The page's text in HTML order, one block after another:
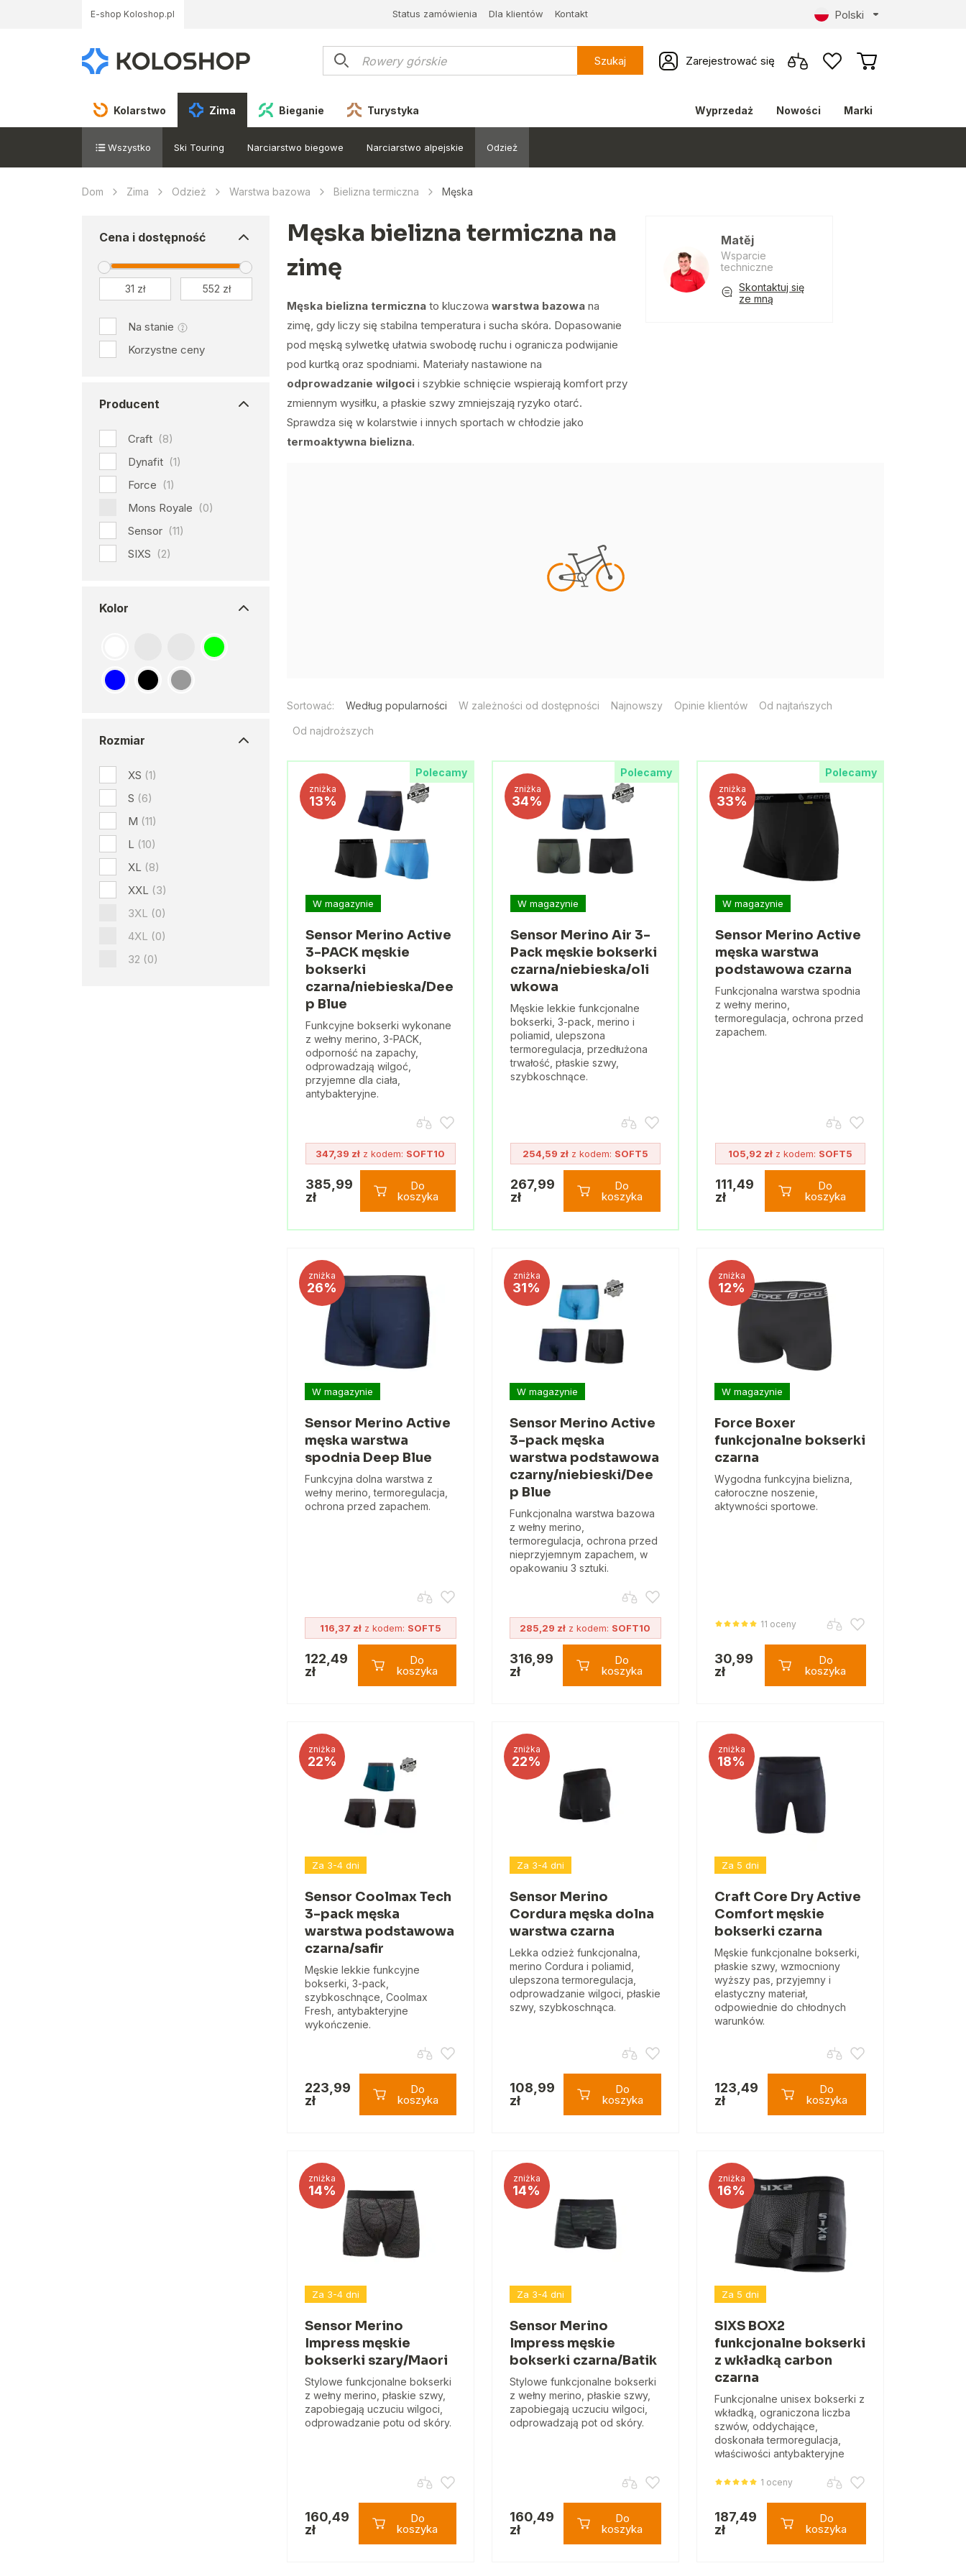
E-shop Koloshop.pl Status zamówienia Dla klientów Kontakt Polski
Szukaj Zarejestrować się
Kolarstwo Zima Bieganie Turystyka Wyprzedaż Nowości Marki
Wszystko Ski Touring Narciarstwo biegowe Narciarstwo alpejskie Odzież
Dom Zima Odzież Warstwa bazowa Bielizna termiczna Męska
Cena i dostępność
Na stanie
Korzystne ceny
Producent
Craft (8)
Dynafit (1)
Force (1)
Mons Royale (0)
Sensor (11)
SIXS (2)
Kolor
Rozmiar
XS (1)
S (6)
M (11)
L (10)
XL (8)
XXL (3)
3XL (0)
4XL (0)
32 (0)
Męska bielizna termiczna na
zimę
Męska bielizna termiczna to kluczowa warstwa bazowa na
zimę, gdy liczy się stabilna temperatura i sucha skóra. Dopasowanie
pod męską sylwetkę ułatwia swobodę ruchu i ogranicza podwijanie
pod kurtką oraz spodniami. Materiały nastawione na
odprowadzanie wilgoci i szybkie schnięcie wspierają komfort przy
zmiennym wysiłku, a płaskie szwy zmniejszają ryzyko otarć.
Sprawdza się w kolarstwie i innych sportach w chłodzie jako
termoaktywna bielizna.
Matěj
Wsparcie
techniczne
Skontaktuj się
ze mną
Sortować: Według popularności W zależności od dostępności Najnowszy Opinie klientów Od najtańszych
Od najdroższych
Polecamy
zniżka
13%
W magazynie
Sensor Merino Active
3-PACK męskie
bokserki
czarna/niebieska/Dee
p Blue
Funkcyjne bokserki wykonane
z wełny merino, 3-PACK,
odporność na zapachy,
odprowadzają wilgoć,
przyjemne dla ciała,
antybakteryjne.
347,39 zł z kodem: SOFT10
385,99
zł
Do
koszyka
Polecamy
zniżka
34%
W magazynie
Sensor Merino Air 3-
Pack męskie bokserki
czarna/niebieska/oli
wkowa
Męskie lekkie funkcjonalne
bokserki, 3-pack, merino i
poliamid, ulepszona
termoregulacja, przedłużona
trwałość, płaskie szwy,
szybkoschnące.
254,59 złz kodem: SOFT5
267,99
zł
Do
koszyka
Polecamy
zniżka
33%
W magazynie
Sensor Merino Active
męska warstwa
podstawowa czarna
Funkcjonalna warstwa spodnia
z wełny merino,
termoregulacja, ochrona przed
zapachem.
105,92 złz kodem: SOFT5
111,49
zł
Do
koszyka
zniżka
26%
W magazynie
Sensor Merino Active
męska warstwa
spodnia Deep Blue
Funkcyjna dolna warstwa z
wełny merino, termoregulacja,
ochrona przed zapachem.
116,37 złz kodem: SOFT5
122,49
zł
Do
koszyka
zniżka
31%
W magazynie
Sensor Merino Active
3-pack męska
warstwa podstawowa
czarny/niebieski/Dee
p Blue
Funkcjonalna warstwa bazowa
z wełny merino,
termoregulacja, ochrona przed
nieprzyjemnym zapachem, w
opakowaniu 3 sztuki.
285,29 zł z kodem: SOFT10
316,99
zł
Do
koszyka
zniżka
12%
W magazynie
Force Boxer
funkcjonalne bokserki
czarna
Wygodna funkcyjna bielizna,
całoroczne noszenie,
aktywności sportowe.
11 oceny
30,99
zł
Do
koszyka
zniżka
22%
Za 3-4 dni
Sensor Coolmax Tech
3-pack męska
warstwa podstawowa
czarna/safir
Męskie lekkie funkcyjne
bokserki, 3-pack,
szybkoschnące, Coolmax
Fresh, antybakteryjne
wykończenie.
223,99
zł
Do
koszyka
zniżka
22%
Za 3-4 dni
Sensor Merino
Cordura męska dolna
warstwa czarna
Lekka odzież funkcjonalna,
merino Cordura i poliamid,
ulepszona termoregulacja,
odprowadzanie wilgoci, płaskie
szwy, szybkoschnąca.
108,99
zł
Do
koszyka
zniżka
18%
Za 5 dni
Craft Core Dry Active
Comfort męskie
bokserki czarna
Męskie funkcjonalne bokserki,
płaskie szwy, wzmocniony
wyższy pas, przyjemny i
elastyczny materiał,
odpowiednie do chłodnych
warunków.
123,49
zł
Do
koszyka
zniżka
14%
Za 3-4 dni
Sensor Merino
Impress męskie
bokserki szary/Maori
Stylowe funkcjonalne bokserki
z wełny merino, płaskie szwy,
zapobiegają uczuciu wilgoci,
odprowadzanie potu od skóry.
160,49
zł
Do
koszyka
zniżka
14%
Za 3-4 dni
Sensor Merino
Impress męskie
bokserki czarna/Batik
Stylowe funkcjonalne bokserki
z wełny merino, płaskie szwy,
zapobiegają uczuciu wilgoci,
odprowadzają pot od skóry.
160,49
zł
Do
koszyka
zniżka
16%
Za 5 dni
SIXS BOX2
funkcjonalne bokserki
z wkładką carbon
czarna
Funkcjonalne unisex bokserki z
wkładką, ograniczona liczba
szwów, oddychające,
doskonała termoregulacja,
właściwości antybakteryjne
1 oceny
187,49
zł
Do
koszyka